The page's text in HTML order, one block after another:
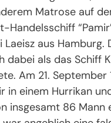
Matrose auf
Handelsschiff
Laeisz aus Hamburg.
dabei als das Schiff
Am 21. September
in einem Hurrikan
insgesamt 86 Mann